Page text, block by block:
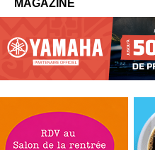
MAGAZINE